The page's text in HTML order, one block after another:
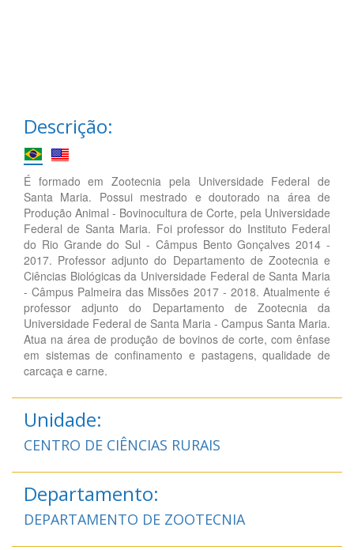
Descrição:
É formado em Zootecnia pela Universidade Federal de
Santa Maria. Possui mestrado e doutorado na área de
Produção Animal - Bovinocultura de Corte, pela Universidade
Federal de Santa Maria. Foi professor do Instituto Federal
do Rio Grande do Sul - Câmpus Bento Gonçalves 2014 -
2017. Professor adjunto do Departamento de Zootecnia e
Ciências Biológicas da Universidade Federal de Santa Maria
- Câmpus Palmeira das Missões 2017 - 2018. Atualmente é
professor adjunto do Departamento de Zootecnia da
Universidade Federal de Santa Maria - Campus Santa Maria.
Atua na área de produção de bovinos de corte, com ênfase
em sistemas de confinamento e pastagens, qualidade de
carcaça e carne.
Unidade:
CENTRO DE CIÊNCIAS RURAIS
Departamento:
DEPARTAMENTO DE ZOOTECNIA